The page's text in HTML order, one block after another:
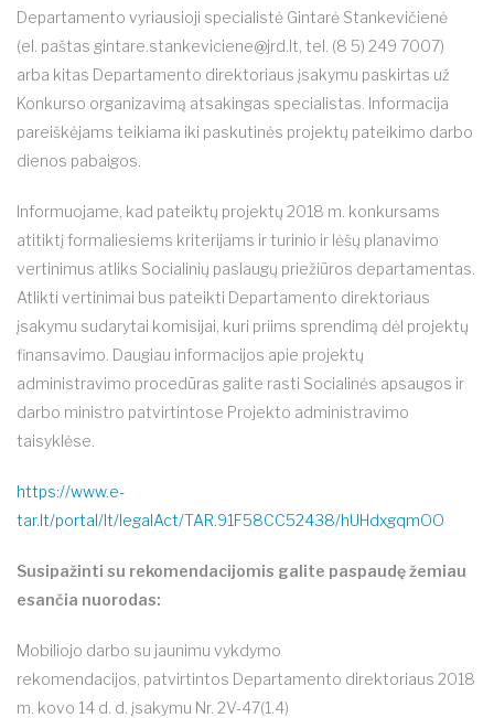
Departamento vyriausioji specialistė Gintarė Stankevičienė
(el. paštas gintare.stankeviciene@jrd.lt , tel. (8 5) 249 7007)
arba kitas Departamento direktoriaus įsakymu paskirtas už
Konkurso organizavimą atsakingas specialistas. Informacija
pareiškėjams teikiama iki paskutinės projektų pateikimo darbo
dienos pabaigos.
Informuojame, kad pateiktų projektų 2018 m. konkursams
atitiktį formaliesiems kriterijams ir turinio ir lėšų planavimo
vertinimus atliks Socialinių paslaugų priežiūros departamentas.
Atlikti vertinimai bus pateikti Departamento direktoriaus
įsakymu sudarytai komisijai, kuri priims sprendimą dėl projektų
finansavimo. Daugiau informacijos apie projektų
administravimo procedūras galite rasti Socialinės apsaugos ir
darbo ministro patvirtintose Projekto administravimo
taisyklėse.
https://www.e-
tar.lt/portal/lt/legalAct/TAR.91F58CC52438/hUHdxgqmOO
Susipažinti su rekomendacijomis galite paspaudę žemiau
esančia nuorodas:
Mobiliojo darbo su jaunimu vykdymo
rekomendacijos, patvirtintos Departamento direktoriaus 2018
m. kovo 14 d. d. įsakymu Nr. 2V-47(1.4)